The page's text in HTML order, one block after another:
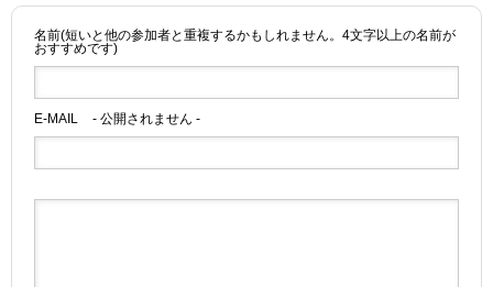
名前(短いと他の参加者と重複するかもしれません。4文字以上の名前が
おすすめです)
E-MAIL - 公開されません -